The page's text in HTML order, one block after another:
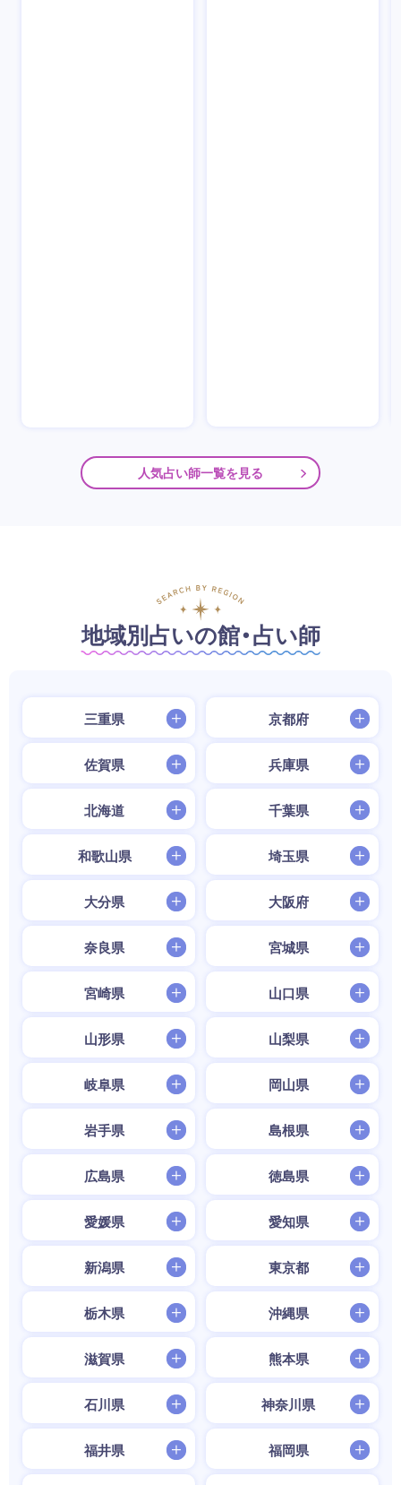
人気占い師一覧を見る
地域別占いの館・占い師
三重県 京都府
佐賀県 兵庫県
北海道 千葉県
和歌山県 埼玉県
大分県 大阪府
奈良県 宮城県
宮崎県 山口県
山形県 山梨県
岐阜県 岡山県
岩手県 島根県
広島県 徳島県
愛媛県 愛知県
新潟県 東京都
栃木県 沖縄県
滋賀県 熊本県
石川県 神奈川県
福井県 福岡県